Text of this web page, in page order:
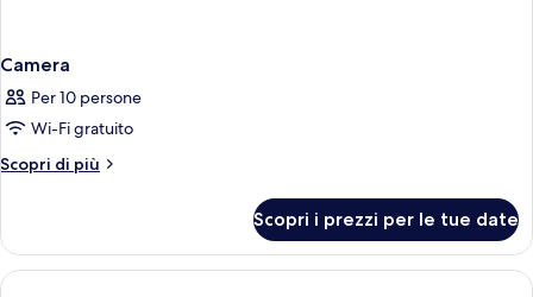
Camera
Per 10 persone
Wi-Fi gratuito
Scopri di più
Altri
Scopri i prezzi per le tue date